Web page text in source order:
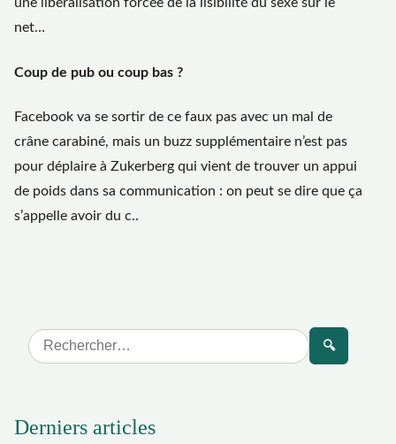
une libéralisation forcée de la lisibilité du sexe sur le
net…
Coup de pub ou coup bas ?
Facebook va se sortir de ce faux pas avec un mal de
crâne carabiné, mais un buzz supplémentaire n’est pas
pour déplaire à Zukerberg qui vient de trouver un appui
de poids dans sa communication : on peut se dire que ça
s’appelle avoir du c..
🔍
Derniers articles